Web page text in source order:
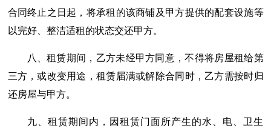
合同终止之日起，将承租的该商铺及甲方提供的配套设施等
以完好、整洁适租的状态交还甲方。
八、租赁期间，乙方未经甲方同意，不得将房屋租给第
三方，或改变用途，租赁届满或解除合同时，乙方需按时归
还房屋与甲方。
九、租赁期间内，因租赁门面所产生的水、电、卫生